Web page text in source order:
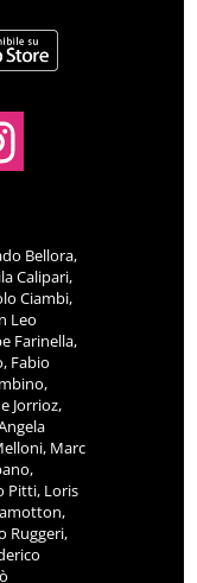
Bellora,
Calipari,
Ciambi,
Leo
Farinella,
Fabio
Jorrioz,
Marc
Pitti, Loris
Ruggeri,